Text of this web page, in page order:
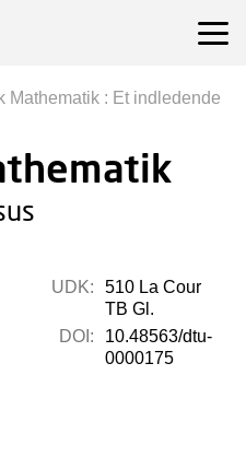
Mathematik : Et indledende
UDK:
510 La Cour
TB Gl.
DOI:
10.48563/dtu-
0000175